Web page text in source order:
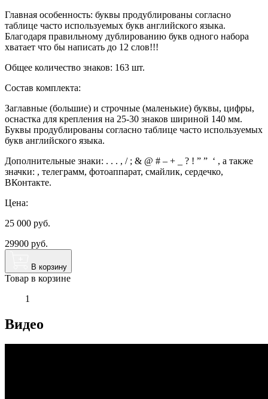
Главная особенность: буквы продублированы согласно
таблице часто используемых букв английского языка.
Благодаря правильному дублированию букв одного набора
хватает что бы написать до 12 слов!!!
Общее количество знаков: 163 шт.
Состав комплекта:
Заглавные (большие) и строчные (маленькие) буквы, цифры,
оснастка для крепления на 25-30 знаков шириной 140 мм.
Буквы продублированы согласно таблице часто используемых
букв английского языка.
Дополнительные знаки: . . . , / ; & @ # – + _ ? ! ” ” ‘ , а также
значки: , телеграмм, фотоаппарат, смайлик, сердечко,
ВКонтакте.
Цена:
25 000 руб.
29900 руб.
В корзину
Товар в корзине
1
Видео